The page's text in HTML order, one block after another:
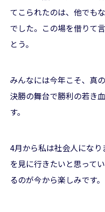
てこられたのは、他でも
でした。この場を借りて
とう。
みんなには今年こそ、真
決勝の舞台で勝利の若き
す。
4月から私は社会人にな
を見に行きたいと思って
るのが今から楽しみです。